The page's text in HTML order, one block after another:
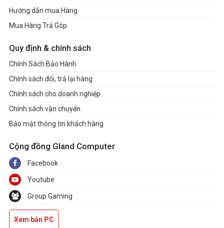
Hướng dẫn mua Hàng
Mua Hàng Trả Góp
Quy định & chính sách
Chính Sách Bảo Hành
Chính sách đổi, trả lại hàng
Chính sách cho doanh nghiệp
Chính sách vận chuyển
Bảo mật thông tin khách hàng
Cộng đồng Gland Computer
Facebook
Youtube
Group Gaming
Xem bản PC